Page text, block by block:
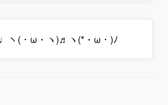
ヽ(・ω・ヽ)♬ヽ(*・ω・)ﾉ